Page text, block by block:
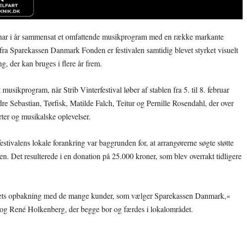
i år sammensat et omfattende musikprogram med en række markante
Sparekassen Danmark Fonden er festivalen samtidig blevet styrket visuelt
der kan bruges i flere år frem.
når Strib Vinterfestival løber af stablen fra 5. til 8. februar
Sebastian, Tørfisk, Matilde Falch, Teitur og Pernille Rosendahl, der over
og musikalske oplevelser.
lokale forankring var baggrunden for, at arrangørerne søgte støtte
Det resulterede i en donation på 25.000 kroner, som blev overrakt tidligere
opbakning med de mange kunder, som vælger Sparekassen Danmark,«
René Holkenberg, der begge bor og færdes i lokalområdet.